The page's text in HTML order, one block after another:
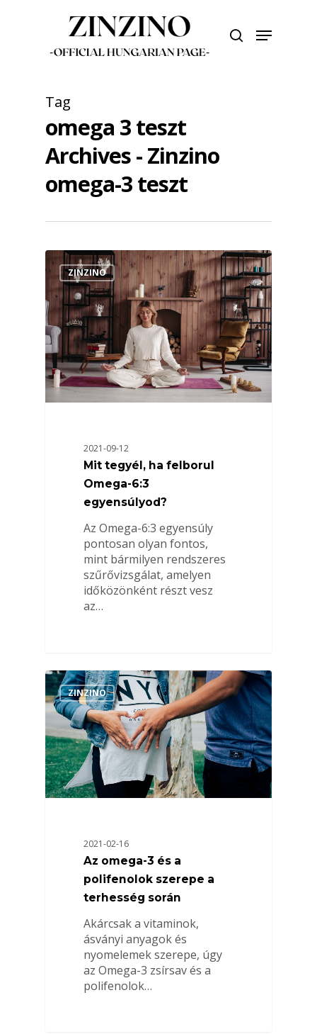
search
Menu
Tag
omega 3 teszt
Archives - Zinzino
omega-3 teszt
ZINZINO
2021-09-12
Mit tegyél, ha felborul
Omega-6:3
egyensúlyod?
Az Omega-6:3 egyensúly
pontosan olyan fontos,
mint bármilyen rendszeres
szűrővizsgálat, amelyen
időközönként részt vesz
az…
ZINZINO
2021-02-16
Az omega-3 és a
polifenolok szerepe a
terhesség során
Akárcsak a vitaminok,
ásványi anyagok és
nyomelemek szerepe, úgy
az Omega-3 zsírsav és a
polifenolok…